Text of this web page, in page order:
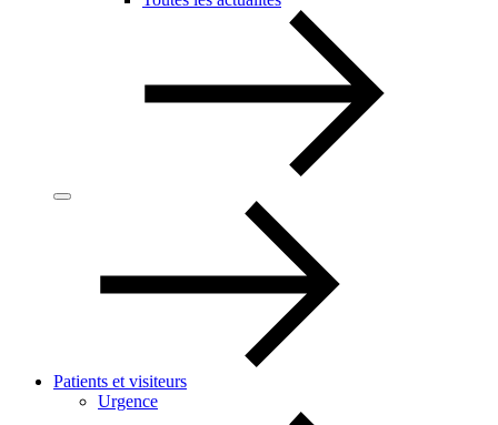
Patients et visiteurs
Urgence